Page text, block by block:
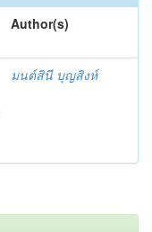
Author(s)
มนต์สินี บุญสิงห์